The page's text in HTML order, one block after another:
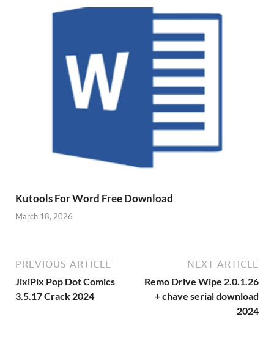
Kutools For Word Free Download
March 18, 2026
PREVIOUS ARTICLE
JixiPix Pop Dot Comics
3.5.17 Crack 2024
NEXT ARTICLE
Remo Drive Wipe 2.0.1.26
+ chave serial download
2024